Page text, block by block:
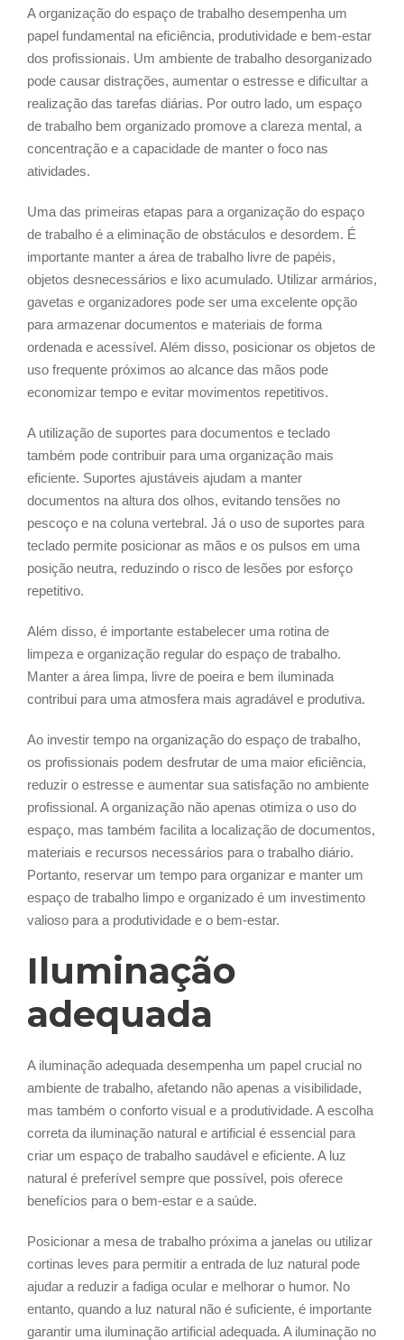
A organização do espaço de trabalho desempenha um
papel fundamental na eficiência, produtividade e bem-estar
dos profissionais. Um ambiente de trabalho desorganizado
pode causar distrações, aumentar o estresse e dificultar a
realização das tarefas diárias. Por outro lado, um espaço
de trabalho bem organizado promove a clareza mental, a
concentração e a capacidade de manter o foco nas
atividades.
Uma das primeiras etapas para a organização do espaço
de trabalho é a eliminação de obstáculos e desordem. É
importante manter a área de trabalho livre de papéis,
objetos desnecessários e lixo acumulado. Utilizar armários,
gavetas e organizadores pode ser uma excelente opção
para armazenar documentos e materiais de forma
ordenada e acessível. Além disso, posicionar os objetos de
uso frequente próximos ao alcance das mãos pode
economizar tempo e evitar movimentos repetitivos.
A utilização de suportes para documentos e teclado
também pode contribuir para uma organização mais
eficiente. Suportes ajustáveis ajudam a manter
documentos na altura dos olhos, evitando tensões no
pescoço e na coluna vertebral. Já o uso de suportes para
teclado permite posicionar as mãos e os pulsos em uma
posição neutra, reduzindo o risco de lesões por esforço
repetitivo.
Além disso, é importante estabelecer uma rotina de
limpeza e organização regular do espaço de trabalho.
Manter a área limpa, livre de poeira e bem iluminada
contribui para uma atmosfera mais agradável e produtiva.
Ao investir tempo na organização do espaço de trabalho,
os profissionais podem desfrutar de uma maior eficiência,
reduzir o estresse e aumentar sua satisfação no ambiente
profissional. A organização não apenas otimiza o uso do
espaço, mas também facilita a localização de documentos,
materiais e recursos necessários para o trabalho diário.
Portanto, reservar um tempo para organizar e manter um
espaço de trabalho limpo e organizado é um investimento
valioso para a produtividade e o bem-estar.
Iluminação
adequada
A iluminação adequada desempenha um papel crucial no
ambiente de trabalho, afetando não apenas a visibilidade,
mas também o conforto visual e a produtividade. A escolha
correta da iluminação natural e artificial é essencial para
criar um espaço de trabalho saudável e eficiente. A luz
natural é preferível sempre que possível, pois oferece
benefícios para o bem-estar e a saúde.
Posicionar a mesa de trabalho próxima a janelas ou utilizar
cortinas leves para permitir a entrada de luz natural pode
ajudar a reduzir a fadiga ocular e melhorar o humor. No
entanto, quando a luz natural não é suficiente, é importante
garantir uma iluminação artificial adequada. A iluminação no